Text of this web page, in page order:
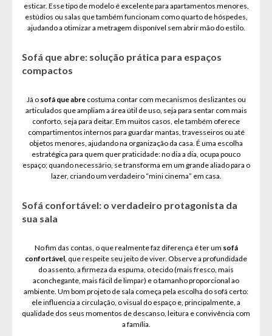
esticar. Esse tipo de modelo é excelente para apartamentos menores,
estúdios ou salas que também funcionam como quarto de hóspedes,
ajudando a otimizar a metragem disponível sem abrir mão do estilo.
Sofá que abre: solução prática para espaços
compactos
Já o sofá que abrecostuma contar com mecanismos deslizantes ou
articulados que ampliam a área útil de uso, seja para sentar com mais
conforto, seja para deitar. Em muitos casos, ele também oferece
compartimentos internos para guardar mantas, travesseiros ou até
objetos menores, ajudando na organização da casa. É uma escolha
estratégica para quem quer praticidade: no dia a dia, ocupa pouco
espaço; quando necessário, se transforma em um grande aliado para o
lazer, criando um verdadeiro “mini cinema” em casa.
Sofá confortável: o verdadeiro protagonista da
sua sala
No fim das contas, o que realmente faz diferença é ter um sofá
confortável, que respeite seu jeito de viver. Observe a profundidade
do assento, a firmeza da espuma, o tecido (mais fresco, mais
aconchegante, mais fácil de limpar) e o tamanho proporcional ao
ambiente. Um bom projeto de sala começa pela escolha do sofá certo:
ele influencia a circulação, o visual do espaço e, principalmente, a
qualidade dos seus momentos de descanso, leitura e convivência com
a família.